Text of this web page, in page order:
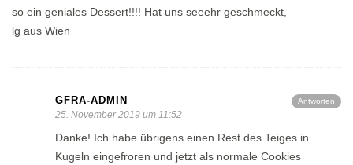
so ein geniales Dessert!!!! Hat uns seeehr geschmeckt,
lg aus Wien
Antworten
GFRA-ADMIN
25. November 2019 um 11:52
Danke! Ich habe übrigens einen Rest des Teiges in
Kugeln eingefroren und jetzt als normale Cookies